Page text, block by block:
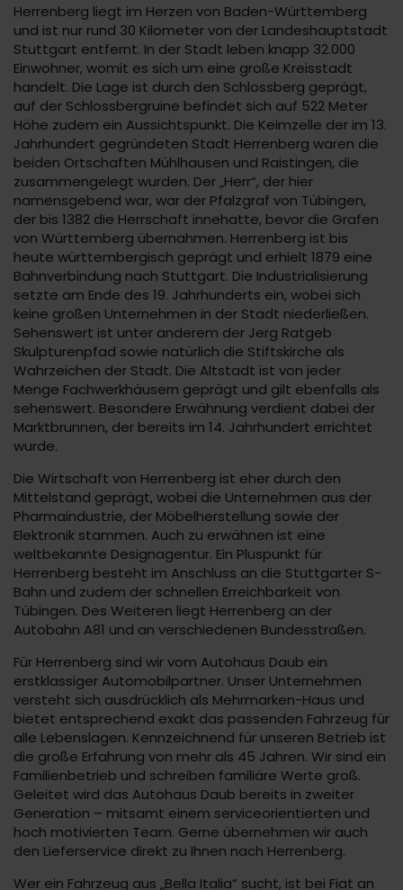
Herrenberg liegt im Herzen von Baden-Württemberg
und ist nur rund 30 Kilometer von der Landeshauptstadt
Stuttgart entfernt. In der Stadt leben knapp 32.000
Einwohner, womit es sich um eine große Kreisstadt
handelt. Die Lage ist durch den Schlossberg geprägt,
auf der Schlossbergruine befindet sich auf 522 Meter
Höhe zudem ein Aussichtspunkt. Die Keimzelle der im 13.
Jahrhundert gegründeten Stadt Herrenberg waren die
beiden Ortschaften Mühlhausen und Raistingen, die
zusammengelegt wurden. Der „Herr“, der hier
namensgebend war, war der Pfalzgraf von Tübingen,
der bis 1382 die Herrschaft innehatte, bevor die Grafen
von Württemberg übernahmen. Herrenberg ist bis
heute württembergisch geprägt und erhielt 1879 eine
Bahnverbindung nach Stuttgart. Die Industrialisierung
setzte am Ende des 19. Jahrhunderts ein, wobei sich
keine großen Unternehmen in der Stadt niederließen.
Sehenswert ist unter anderem der Jerg Ratgeb
Skulpturenpfad sowie natürlich die Stiftskirche als
Wahrzeichen der Stadt. Die Altstadt ist von jeder
Menge Fachwerkhäusern geprägt und gilt ebenfalls als
sehenswert. Besondere Erwähnung verdient dabei der
Marktbrunnen, der bereits im 14. Jahrhundert errichtet
wurde.
Die Wirtschaft von Herrenberg ist eher durch den
Mittelstand geprägt, wobei die Unternehmen aus der
Pharmaindustrie, der Möbelherstellung sowie der
Elektronik stammen. Auch zu erwähnen ist eine
weltbekannte Designagentur. Ein Pluspunkt für
Herrenberg besteht im Anschluss an die Stuttgarter S-
Bahn und zudem der schnellen Erreichbarkeit von
Tübingen. Des Weiteren liegt Herrenberg an der
Autobahn A81 und an verschiedenen Bundesstraßen.
Für Herrenberg sind wir vom Autohaus Daub ein
erstklassiger Automobilpartner. Unser Unternehmen
versteht sich ausdrücklich als Mehrmarken-Haus und
bietet entsprechend exakt das passenden Fahrzeug für
alle Lebenslagen. Kennzeichnend für unseren Betrieb ist
die große Erfahrung von mehr als 45 Jahren. Wir sind ein
Familienbetrieb und schreiben familiäre Werte groß.
Geleitet wird das Autohaus Daub bereits in zweiter
Generation – mitsamt einem serviceorientierten und
hoch motivierten Team. Gerne übernehmen wir auch
den Lieferservice direkt zu Ihnen nach Herrenberg.
Wer ein Fahrzeug aus „Bella Italia“ sucht, ist bei Fiat an